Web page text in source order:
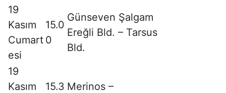
19
Kasım
Cumart
esi
15.0
0
Günseven Şalgam
Ereğli Bld. – Tarsus
Bld.
19
Kasım
15.3 Merinos –